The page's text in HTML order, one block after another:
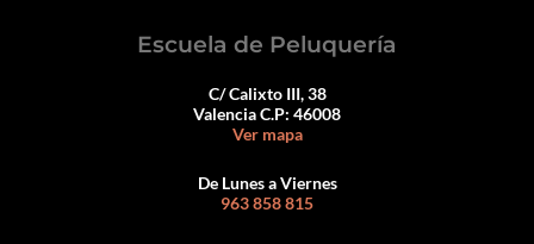
Escuela de Peluquería
C/ Calixto III, 38
Valencia C.P: 46008
Ver mapa
De Lunes a Viernes
963 858 815